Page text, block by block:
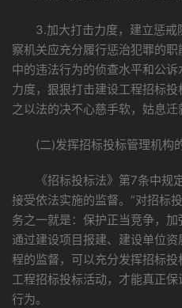
3.加大打击力度，建立惩
察机关应充分履行惩治犯罪的
中的违法行为的侦查水平和公
力度，狠狠打击建设工程招标
之以法的决不心慈手软，姑息迁
(二)发挥招标投标管理机构
《招标投标法》第7条中规
接受依法实施的监督。”对招标
务之一就是：保护正当竞争，加
通过建设项目报建、建设单位
程的监督，可以充分发挥招标
工程招标投标活动，才能真正
行为。